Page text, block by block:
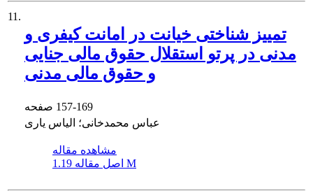
11.
تمییز شناختی خیانت در امانت کیفری و
مدنی در پرتو استقلال حقوق مالی جنایی
و حقوق مالی مدنی
157-169
عباس محمدخانی؛ الیاس یاری
مشاهده مقاله
اصل مقاله 1.19 M